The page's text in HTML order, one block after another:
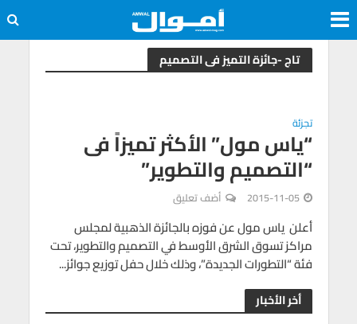
تاج -جائزة التميز فى التصميم
تجزئة
“ياس مول” الأكثر تميزاً فى
“التصميم والتطوير”
2015-11-05 أضف تعليق
أعلن ياس مول عن فوزه بالجائزة الذهبية لمجلس
مراكز تسوق الشرق الأوسط في التصميم والتطوير، تحت
فئة “التطورات الجديدة”، وذلك خلال حفل توزيع جوائز...
أخر الأخبار